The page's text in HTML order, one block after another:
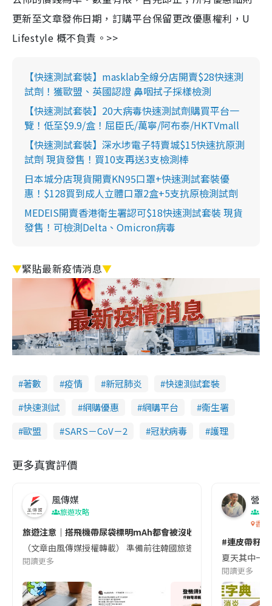
更新至文章發佈日期，訂購平台保留更改優惠權利，U
Lifestyle 概不負責。>>
【快速測試套裝】masklab全線分店開賣$28快速測
試劑！獲歐盟、英國認證 鼻咽拭子採樣檢測
【快速測試套裝】20大病毒快速測試劑購買平台一
覽！低至$9.9/盒！屈臣氏/萬寧/阿布泰/HKTVmall
【快速測試套裝】深水埗電子特賣城$15快速抗原測
試劑 現貨發售！買10支再送3支檢測棒
日本城分店現貨開賣KN95口罩+快速測試套裝優
惠！$128買到成人立體口罩2盒+5支抗原檢測試劑
MEDEIS開賣香港衛生署認可$18快速測試套裝 現貨
發售！可檢測Delta、Omicron病毒
▼緊貼最新疫情消息▼
著數 疫情 新冠肺炎
快速測試套裝
快速測試
網購優惠 網購平台
衞生署
歐盟
SARS－CoV－2 冠狀病毒 護理
更多真實評價
風傳媒
旅遊攻略
旅遊注意｜搭飛機帶尿袋標明mAh都會被沒收😱出發前切記檢查
（文章由風傳媒授權轉載） 準備前往韓國旅遊的民眾，近期要
閱讀更多
營養
香港
#連皮帶籽
夏天其中一
閱讀更多